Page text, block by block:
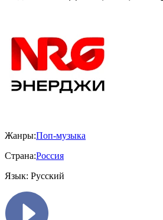
Жанры:Поп-музыка
Страна:Россия
Язык: Русский